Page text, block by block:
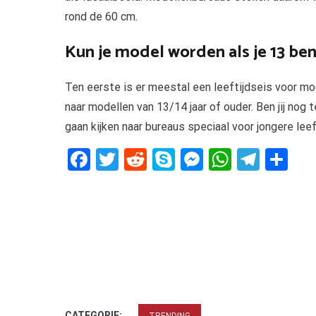
rond de 60 cm.
Kun je model worden als je 13
Ten eerste is er meestal een leeftijdseis voor
naar modellen van 13/14 jaar of ouder. Ben jij
gaan kijken naar bureaus speciaal voor jongere
Facebook
Twitter
RedditSkypeMessenger